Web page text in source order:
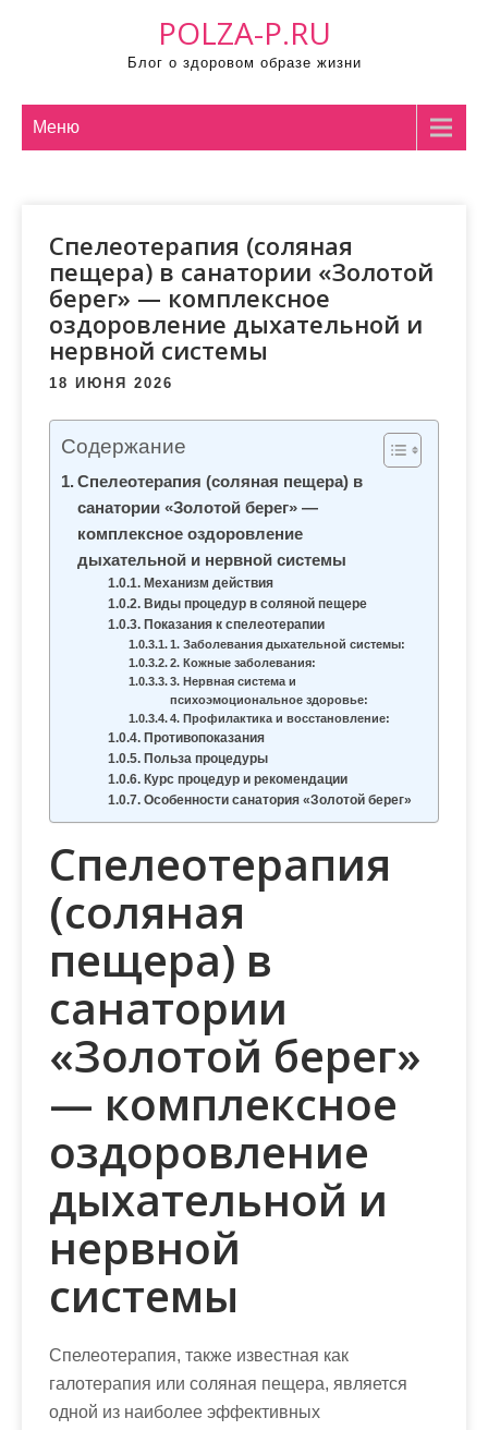
POLZA-P.RU
Блог о здоровом образе жизни
Меню
Спелеотерапия (соляная
пещера) в санатории «Золотой
берег» — комплексное
оздоровление дыхательной и
нервной системы
18 ИЮНЯ 2026
Содержание
Спелеотерапия (соляная пещера) в
санатории «Золотой берег» —
комплексное оздоровление
дыхательной и нервной системы
Механизм действия
Виды процедур в соляной пещере
Показания к спелеотерапии
1. Заболевания дыхательной системы:
2. Кожные заболевания:
3. Нервная система и
психоэмоциональное здоровье:
4. Профилактика и восстановление:
Противопоказания
Польза процедуры
Курс процедур и рекомендации
Особенности санатория «Золотой берег»
Спелеотерапия
(соляная
пещера) в
санатории
«Золотой берег»
— комплексное
оздоровление
дыхательной и
нервной
системы
Спелеотерапия, также известная как
галотерапия или соляная пещера, является
одной из наиболее эффективных